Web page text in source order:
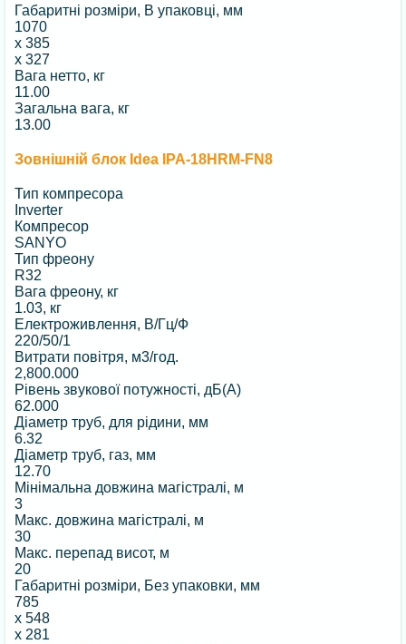
Габаритні розміри, В упаковці, мм
1070
x 385
x 327
Вага нетто, кг
11.00
Загальна вага, кг
13.00
Зовнішній блок Idea IPA-18HRM-FN8
Тип компресора
Inverter
Компресор
SANYO
Тип фреону
R32
Вага фреону, кг
1.03, кг
Електроживлення, В/Гц/Ф
220/50/1
Витрати повітря, м3/год.
2,800.000
Рівень звукової потужності, дБ(А)
62.000
Діаметр труб, для рідини, мм
6.32
Діаметр труб, газ, мм
12.70
Мінімальна довжина магістралі, м
3
Макс. довжина магістралі, м
30
Макс. перепад висот, м
20
Габаритні розміри, Без упаковки, мм
785
x548
x 281